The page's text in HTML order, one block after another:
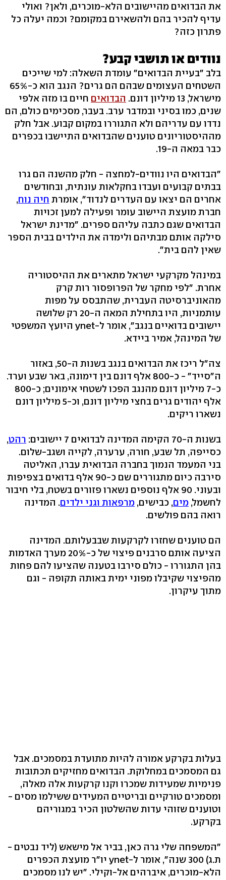
את הבדואים מהיישובים הלא-מוכרים, ולאן? ואולי
עדיף להכיר בהם ולהשאירם במקומם? וכמה יעלה כל
פתרון כזה?
נוודים או תושבי קבע?
בלב "בעיית הבדואים" עומדת השאלה: למי שייכים
השטחים העצומים שבהם הם גרים? הנגב הוא כ-65%
מישראל, 13 מיליון דונם.
הבדואים חיים בו מזה אלפי
שנים, כמו בסיני ובמדבר ערב. בעבר, מסכימים כולם, הם
נדדו עם עדריהם ולא התגוררו במקום קבוע. אבל חלק
מההיסטוריונים טוענים שהבדואים התיישבו בכפרים
כבר במאה ה-19.
"הבדואים היו נוודים-למחצה - חלק מהשנה הם גרו
בבתים קבועים ועבדו בחקלאות עונתית, ובחודשים
אחרים הם יצאו עם העדרים לנדוד", אומרת חיה נוח,
חברת מועצת היישוב עומר ופעילה למען זכויות
הבדואים שגם כתבה עליהם ספרים. "מדינת ישראל
סילקה אותם מבתיהם ולימדה את הילדים בבית הספר
שאין להם בית".
במינהל מקרקעי ישראל מתארים את ההיסטוריה
אחרת. "לפי מחקר של הפרופסור רות קרק
מהאוניברסיטה העברית, שהתבסס על מפות
עותמניות, היו בתחילת המאה ה-20 רק שלושה
יישובים בדואיים בנגב", אומר ל-ynet היועץ המשפטי
של המינהל, אמיר ביידא.
צה"ל ריכז את הבדואים בנגב בשנות ה-50, באזור
ה"סייד" - כ-800 אלף דונם בין דימונה, באר שבע וערד.
כ-7 מיליון דונם מהנגב הפכו לשטחי אימונים; כ-800
אלף יהודים גרים בחצי מיליון דונם, וכ-5 מיליון דונם
נשארו ריקים.
בשנות ה-70 הקימה המדינה לבדואים 7 יישובים: רהט,
כסייפה, תל שבע, חורה, ערערה, לקייה ושגב-שלום.
בני המעמד הנמוך בחברה הבדואית עברו, האליטה
סירבה כיום מתגוררים שם כ-90 אלף בדואים בצפיפות
ובעוני. 90 אלף נוספים נשארו פזורים בשטח, בלי חיבור
לחשמל, מים, כבישים, מרפאות וגני ילדים. המדינה
רואה בהם פולשים.
הם טוענים שחזרו לקרקעות שבבעלותם. המדינה
הציעה אותם סרבנים פיצוי של כ-20% מערך האדמות
בהן התגוררו - כולם סירבו בטענה שהציעו להם פחות
מהפיצוי שקיבלו מפוני ימית באותה תקופה - וגם
מתוך עיקרון.
בעלות בקרקע אמורה להיות מתועדת במסמכים. אבל
גם המסמכים במחלוקת. הבדואים מחזיקים תכתובות
פנימיות שמעידות שמכרו וקנו קרקעות אלה מאלה,
ומסמכים טורקיים ובריטיים המעידים ששילמו מסים -
וטוענים שזוהי עדות שהשלטון הכיר במגוריהם
בקרקע.
"המשפחה שלי גרה כאן, בביר אל מישאש (ליד נבטים -
ת.ג) 300 שנה", אומר ל-ynet יו"ר מועצת הכפרים
הלא-מוכרים, איברהים אל-וקילי. "יש לנו מסמכים